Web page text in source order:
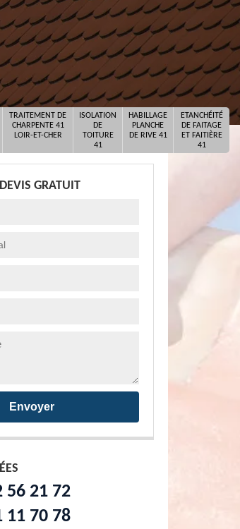
TRAITEMENT DE
CHARPENTE 41
LOIR-ET-CHER
ISOLATION
DE
TOITURE
41
HABILLAGE
PLANCHE
DE RIVE 41
ETANCHÉITÉ
DE FAITAGE
ET FAITIÈRE
41
GRATUIT
56 21 72
11 70 78